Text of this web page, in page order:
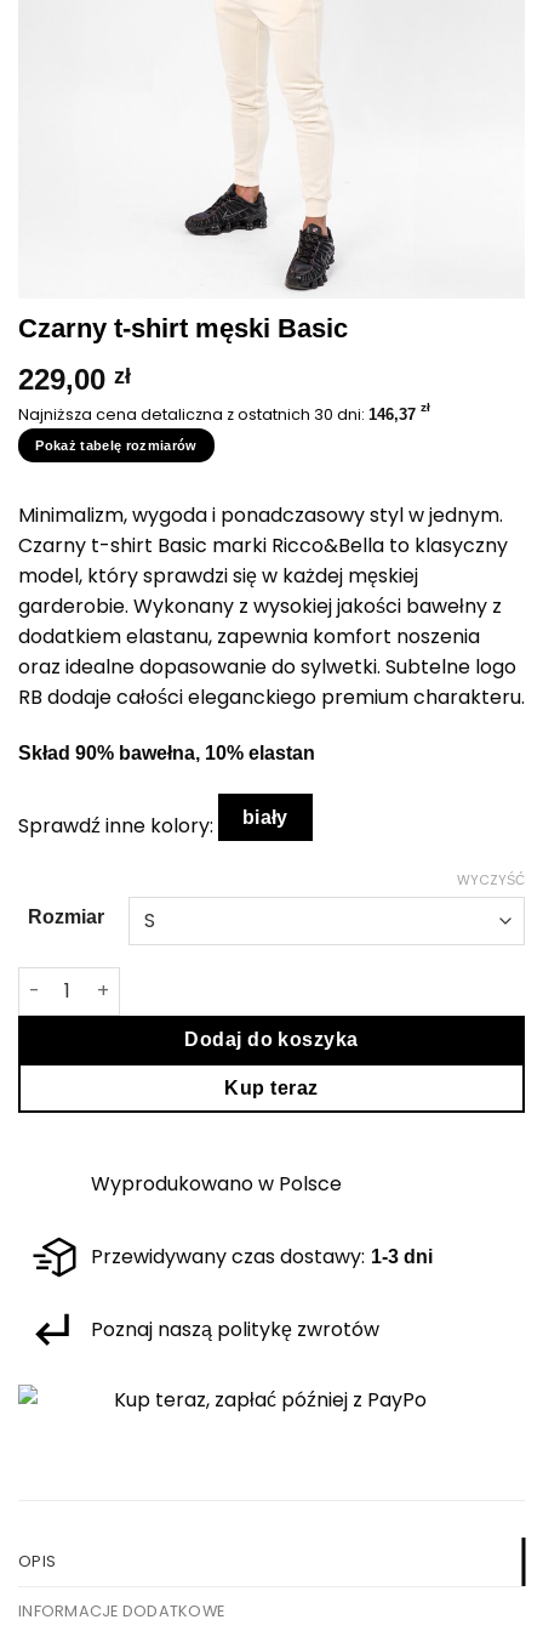
Czarny t-shirt męski Basic
229,00 zł
Najniższa cena detaliczna z ostatnich 30 dni: 146,37 zł
Pokaż tabelę rozmiarów
Minimalizm, wygoda i ponadczasowy styl w jednym.
Czarny t-shirt Basic marki Ricco&Bella to klasyczny
model, który sprawdzi się w każdej męskiej
garderobie. Wykonany z wysokiej jakości bawełny z
dodatkiem elastanu, zapewnia komfort noszenia
oraz idealne dopasowanie do sylwetki. Subtelne logo
RB dodaje całości eleganckiego premium charakteru.
Skład 90% bawełna, 10% elastan
Sprawdź inne kolory: biały
Rozmiar
WYCZYŚĆ
ilość Czarny t-shirt męski Basic
Dodaj do koszyka
Kup teraz
Wyprodukowano w Polsce
Przewidywany czas dostawy: 1-3 dni
Poznaj naszą politykę zwrotów
OPIS
INFORMACJE DODATKOWE